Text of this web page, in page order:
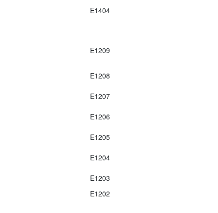
E1404
E1209
E1208
E1207
E1206
E1205
E1204
E1203
E1202